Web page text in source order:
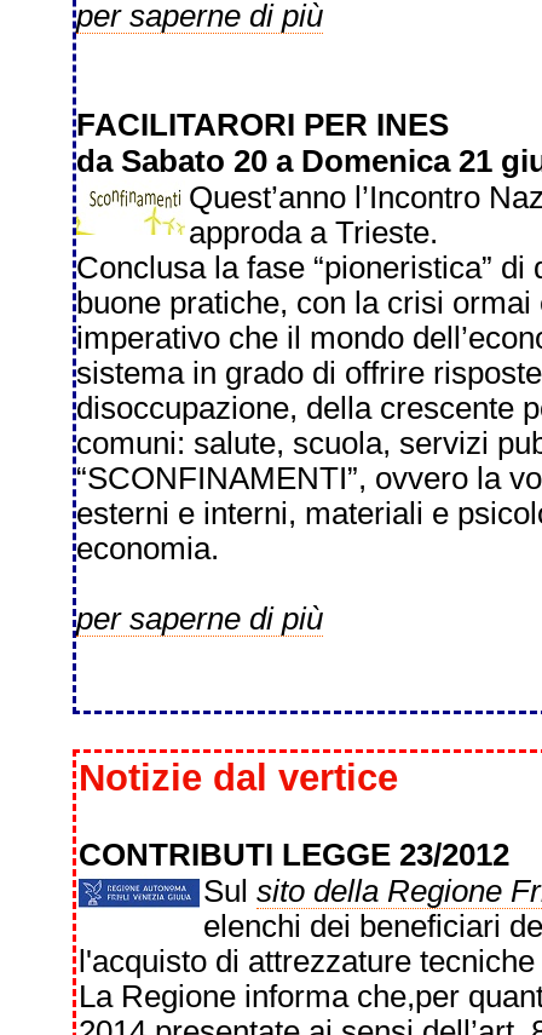
per saperne di più
FACILITARORI PER INES
da Sabato 20 a Domenica 21
Quest’anno l’Incontro
approda a Trieste.
Conclusa la fase “pioneristica”
buone pratiche, con la crisi
imperativo che il mondo
sistema in grado di offrire
disoccupazione, della crescente
comuni: salute, scuola, servizi
“SCONFINAMENTI”, ovvero la
esterni e interni, materiali e
economia.
per saperne di più
Notizie dal vertice
CONTRIBUTI LEGGE 23/2012
Sul sito della Regione
elenchi dei beneficiari
l'acquisto di attrezzature
La Regione informa che,per